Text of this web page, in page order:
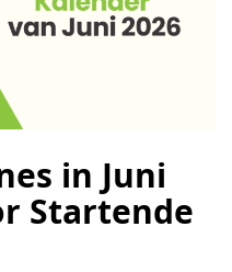
in Juni
Startende